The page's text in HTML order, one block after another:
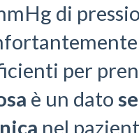
di
per
è un dato
nel